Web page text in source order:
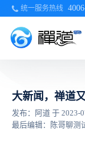
统一服务热线
大新闻，禅道
发布：阿道 于 2023-
最后编辑：陈哥聊测